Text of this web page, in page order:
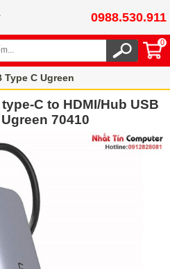
0988.530.911
0
Type C Ugreen
C to HDMI/Hub USB
70410